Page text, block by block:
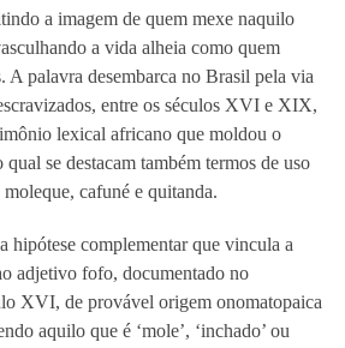
a imagem de quem mexe naquilo
a vida alheia como quem
A palavra desembarca no Brasil pela via
entre os séculos XVI e XIX,
lexical africano que moldou o
se destacam também termos de uso
cafuné e quitanda.
hipótese complementar que vincula a
adjetivo fofo, documentado no
XVI, de provável origem onomatopaica
aquilo que é ‘mole’, ‘inchado’ ou